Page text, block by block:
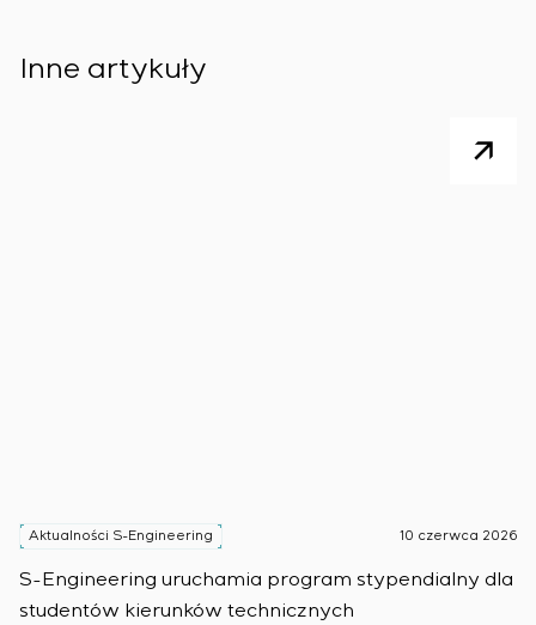
Inne artykuły
Aktualności S-Engineering 10 czerwca 2026
S-Engineering uruchamia program stypendialny dla
studentów kierunków technicznych